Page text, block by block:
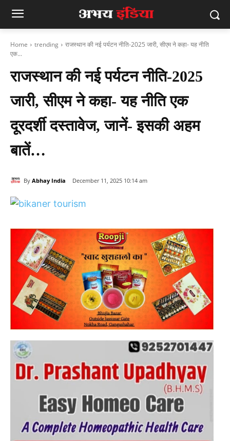
Home trending
राजस्‍थान की नई पर्यटन नीति-2025 जारी, सीएम ने कहा- यह नीति
एक...
राजस्‍थान की नई पर्यटन नीति-2025
जारी, सीएम ने कहा- यह नीति एक
दूरदर्शी दस्तावेज, जानें- इसकी अहम
बातें…
By Abhay India December 11, 2025 10:14 am